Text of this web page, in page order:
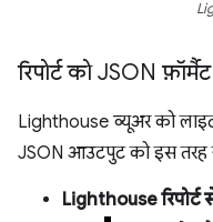
रिपोर्ट को JSON
Lighthouse व्यूअर को
JSON आउटपुट को इस तरह
Lighthouse रिपोर्ट